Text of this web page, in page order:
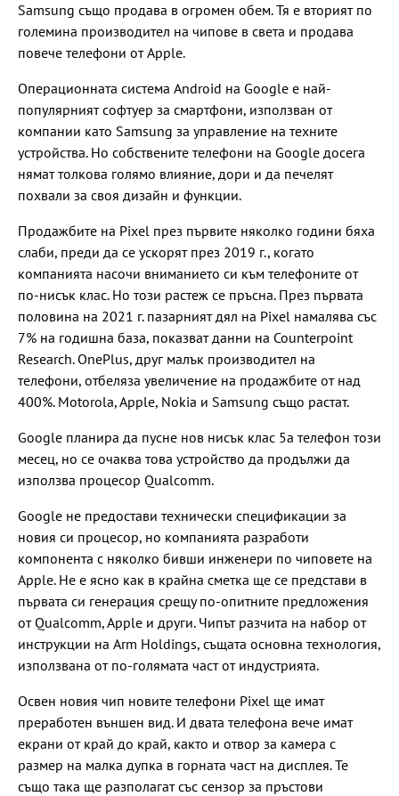
Samsung също продава в огромен обем. Тя е вторият по
големина производител на чипове в света и продава
повече телефони от Apple.
Операционната система Android на Google е най-
популярният софтуер за смартфони, използван от
компании като Samsung за управление на техните
устройства. Но собствените телефони на Google досега
нямат толкова голямо влияние, дори и да печелят
похвали за своя дизайн и функции.
Продажбите на Pixel през първите няколко години бяха
слаби, преди да се ускорят през 2019 г., когато
компанията насочи вниманието си към телефоните от
по-нисък клас. Но този растеж се пръсна. През първата
половина на 2021 г. пазарният дял на Pixel намалява със
7% на годишна база, показват данни на Counterpoint
Research. OnePlus, друг малък производител на
телефони, отбеляза увеличение на продажбите от над
400%. Motorola, Apple, Nokia и Samsung също растат.
Google планира да пусне нов нисък клас 5a телефон този
месец, но се очаква това устройство да продължи да
използва процесор Qualcomm.
Google не предостави технически спецификации за
новия си процесор, но компанията разработи
компонента с няколко бивши инженери по чиповете на
Apple. Не е ясно как в крайна сметка ще се представи в
първата си генерация срещу по-опитните предложения
от Qualcomm, Apple и други. Чипът разчита на набор от
инструкции на Arm Holdings, същата основна технология,
използвана от по-голямата част от индустрията.
Освен новия чип новите телефони Pixel ще имат
преработен външен вид. И двата телефона вече имат
екрани от край до край, както и отвор за камера с
размер на малка дупка в горната част на дисплея. Те
също така ще разполагат със сензор за пръстови